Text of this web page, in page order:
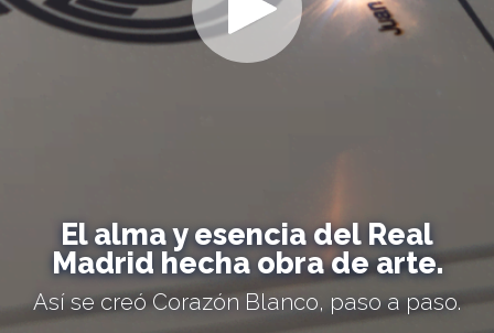
El alma y esencia del Real
Madrid hecha obra de arte.
Así se creó Corazón Blanco, paso a paso.